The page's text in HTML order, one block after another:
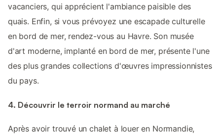
vacanciers, qui apprécient l'ambiance paisible des
quais. Enfin, si vous prévoyez une escapade culturelle
en bord de mer, rendez-vous au Havre. Son musée
d'art moderne, implanté en bord de mer, présente l'une
des plus grandes collections d'œuvres impressionnistes
du pays.
4. Découvrir le terroir normand au marché
Après avoir trouvé un chalet à louer en Normandie,